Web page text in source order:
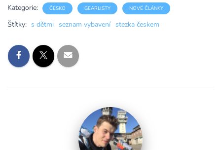
Kategorie: ČESKO GEARLISTY NOVÉ ČLÁNKY
Štítky: s dětmi seznam vybavení stezka českem